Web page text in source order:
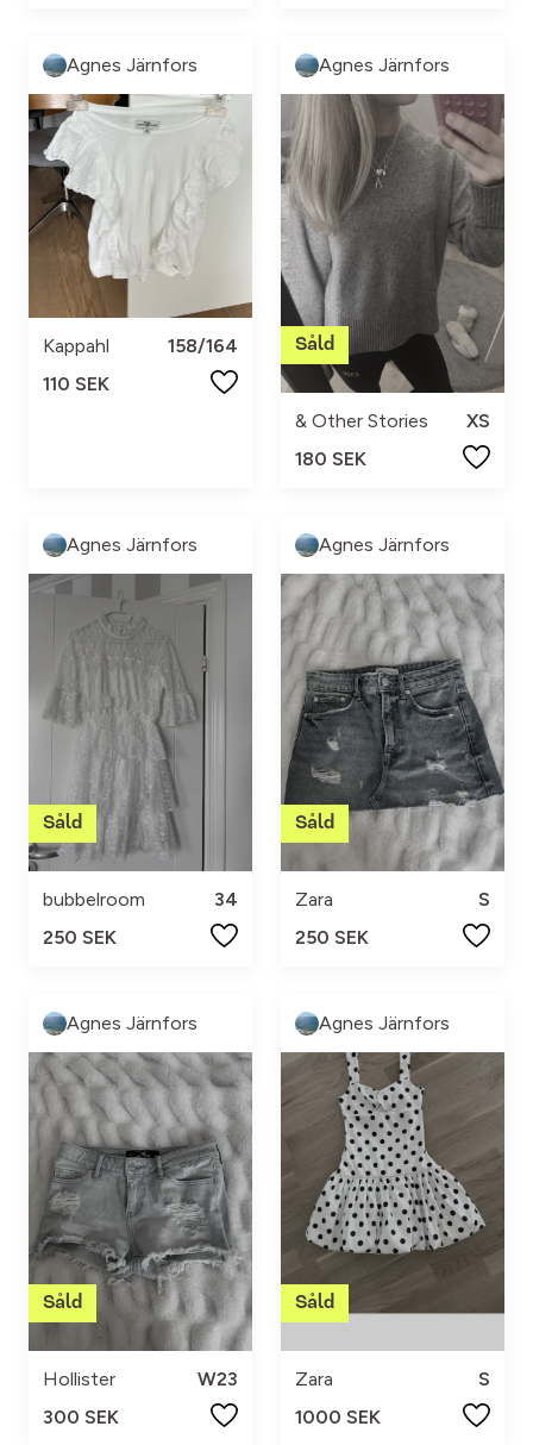
Agnes Järnfors
Kappahl
158/164
110 SEK
Agnes Järnfors
& Other Stories
XS
180 SEK
Agnes Järnfors
bubbelroom
34
250 SEK
Agnes Järnfors
Zara
S
250 SEK
Agnes Järnfors
Hollister
W23
300 SEK
Agnes Järnfors
Zara
S
1000 SEK